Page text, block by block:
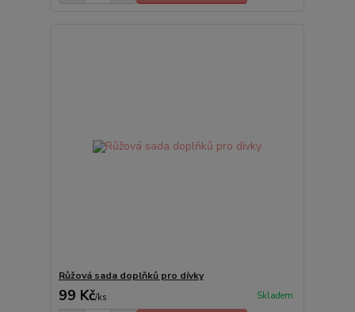
Růžová sada doplňků pro dívky
99 Kč/ks Skladem